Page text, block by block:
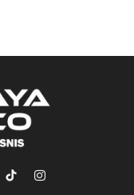
TikTokInstagram